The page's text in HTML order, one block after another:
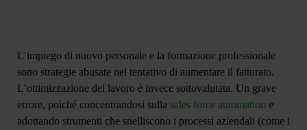
L’impiego di nuovo personale e la formazione professionale
sono strategie abusate nel tentativo di aumentare il fatturato.
L’ottimizzazione del lavoro è invece sottovalutata. Un grave
errore, poiché concentrandosi sulla sales force automation e
adottando strumenti che snelliscono i processi aziendali (come i